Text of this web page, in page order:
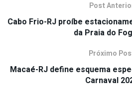
Post
Cabo Frio-RJ proíbe
da Praia do
Próximo
Macaé-RJ define esquema
Carnaval